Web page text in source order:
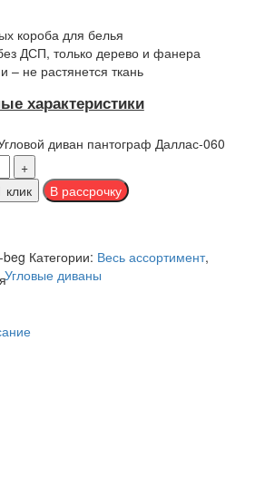
короба для белья
ДСП, только дерево и фанера
– не растянется ткань
характеристики
диван пантограф Даллас-060
клик
beg Категории: Весь ассортимент,
Угловые диваны